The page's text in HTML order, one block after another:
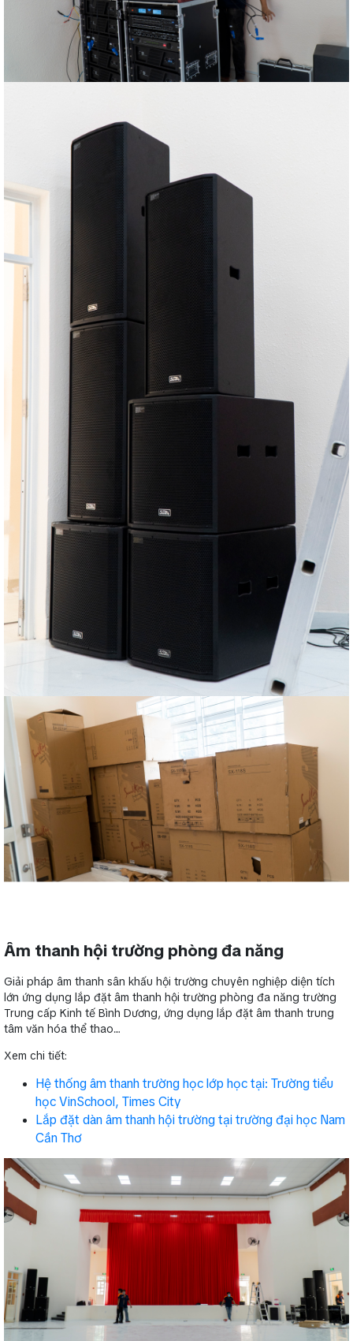
Âm thanh hội trường phòng đa năng
Giải pháp âm thanh sân khấu hội trường chuyên nghiệp diện tích
lớn ứng dụng lắp đặt âm thanh hội trường phòng đa năng trường
Trung cấp Kinh tế Bình Dương, ứng dụng lắp đặt âm thanh trung
tâm văn hóa thể thao....
Xem chi tiết:
Hệ thống âm thanh trường học lớp học tại: Trường tiểu
học VinSchool, Times City
Lắp đặt dàn âm thanh hội trường tại trường đại học Nam
Cần Thơ